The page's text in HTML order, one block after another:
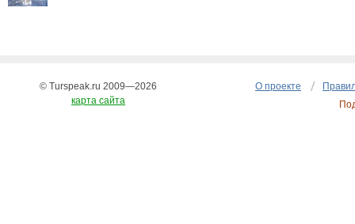
О проекте
© Turspeak.ru 2009—2026
карта сайта